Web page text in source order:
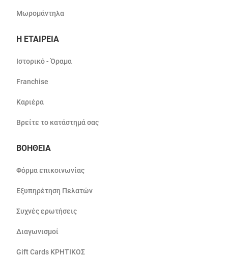
Μωρομάντηλα
Η ΕΤΑΙΡΕΙΑ
Ιστορικό - Όραμα
Franchise
Καριέρα
Βρείτε το κατάστημά σας
ΒΟΗΘΕΙΑ
Φόρμα επικοινωνίας
Εξυπηρέτηση Πελατών
Συχνές ερωτήσεις
Διαγωνισμοί
Gift Cards ΚΡΗΤΙΚΟΣ